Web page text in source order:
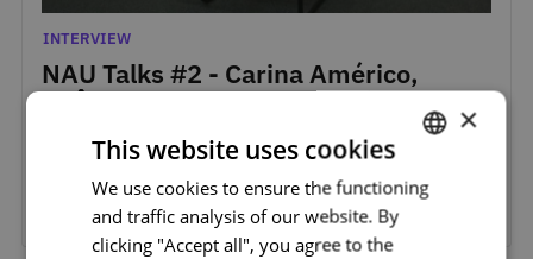
NAU Talks #2 - Carina Américo,
Agência para a Modernização
Aug. 18, 2022
Categories
INTERVIEW
Carina Américo destaca a possibilidade de interação com a
comunidade e partilha de conhecimento em larga escala
através dos Cursos Abertos, Massivos e Online (MOOC).
PORTUGUESE
ENGLISH
×
This website uses cookies
We use cookies to ensure the functioning
and traffic analysis of our website. By
clicking "Accept all", you agree to the